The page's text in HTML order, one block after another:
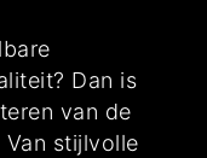
Dan is
van de
stijlvolle